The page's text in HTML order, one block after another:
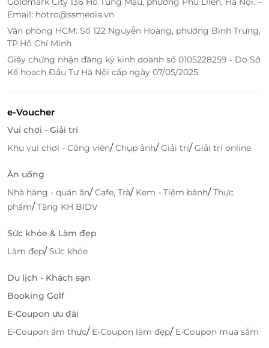
Với LifeLink, bạn có thể dễ dàng đặt vé cáp treo
SunWorld Bà Đen Tây Ninh trực tuyến chỉ với vài cú
bạn tránh được tình trạng đông đúc, xếp hàng dài tại
cổng bán vé mà còn giúp bạn chủ động trong việc
Muavé cáp treo SunWorld Bà Đen Tây Ninh
LifeLink là sự lựa chọn tuyệt vời để tiết kiệm chi phí
cho chuyến tham quan, đồng thời đảm bảo trải
toàn.
Email: hotro@ssmedia.vn
Văn phòng HCM: Số 122 Nguyễn Hoàng, phường Bình Trưng,
TP.Hồ Chí Minh
Giấy chứng nhận đăng ký kinh doanh số 0105228259 - Do Sở
Kế hoạch Đầu Tư Hà Nội cấp ngày 07/05/2025
e-Voucher
Vui chơi - Giải trí
Khu vui chơi - Công viên/Chụp ảnh/Giải trí/Giải trí online
Ăn uống
Nhà hàng - quán ăn/Cafe, Trà/ Kem - Tiệm bánh/Thực
phẩm/Tặng KH BIDV
Sức khỏe & Làm đẹp
Làm đẹp/Sức khỏe
Du lịch - Khách sạn
Booking Golf
E-Coupon ưu đãi
E-Coupon ẩm thực/ E-Coupon làm đẹp/ E-Coupon mua sắm